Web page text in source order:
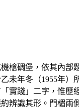
槍碉堡，依其內部
未年冬（1955年）
實踐」二字，惟歷
辨識其形。門楣兩